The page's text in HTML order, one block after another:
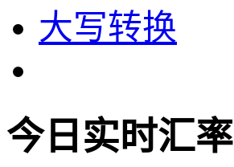
大写转换
今日实时汇率